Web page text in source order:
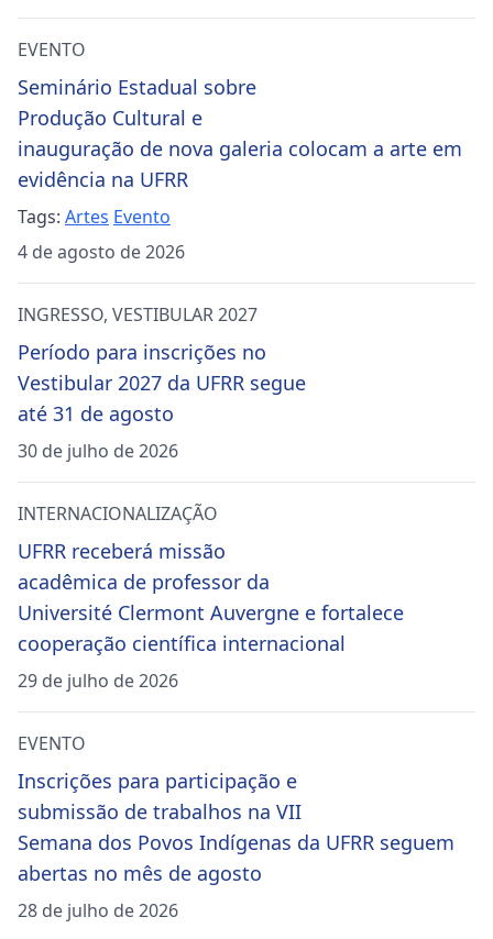
EVENTO
Seminário Estadual sobre
Produção Cultural e
inauguração de nova galeria colocam a arte em
evidência na UFRR
Tags: Artes Evento
4 de agosto de 2026
INGRESSO, VESTIBULAR 2027
Período para inscrições no
Vestibular 2027 da UFRR segue
até 31 de agosto
30 de julho de 2026
INTERNACIONALIZAÇÃO
UFRR receberá missão
acadêmica de professor da
Université Clermont Auvergne e fortalece
cooperação científica internacional
29 de julho de 2026
EVENTO
Inscrições para participação e
submissão de trabalhos na VII
Semana dos Povos Indígenas da UFRR seguem
abertas no mês de agosto
28 de julho de 2026